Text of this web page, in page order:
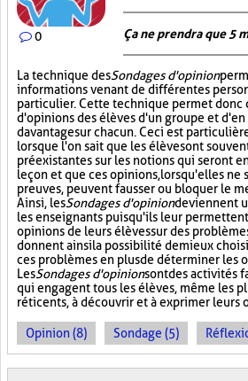
0 Ça ne prendra que 5
La technique desSondages d'opinion
informations venant de différentes
particulier. Cette technique permet donc
d'opinions des élèves d'un groupe et d'en
davantage sur chacun. Ceci est
lorsque l'on sait que les élèves ont
préexistantes sur les notions qui seront
leçon et que ces opinions, lorsqu'elles ne
preuves, peuvent fausser ou bloquer le
Ainsi, lesSondages d'opiniondeviennent
les enseignants puisqu'ils leur
opinions de leurs élèves sur des
donnent ainsi la possibilité de mieux
ces problèmes en plus de déterminer les
LesSondages d'opinionsont des activités
qui engagent tous les élèves, même les
réticents, à découvrir et à exprimer leurs
Opinion (8) Sondage (5)